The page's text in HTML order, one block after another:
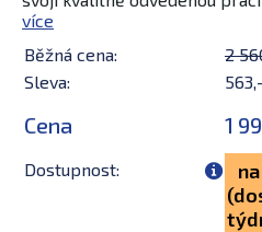
více
Běžná cena:
2
Sleva:
Cena 1
Dostupnost: